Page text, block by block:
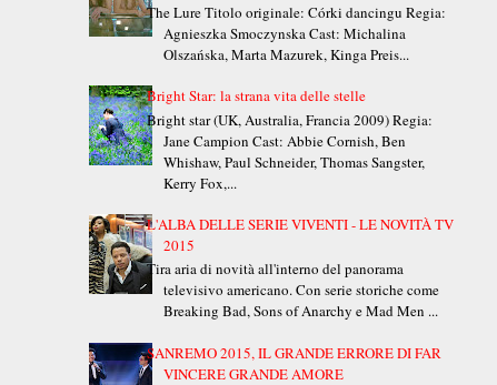
The Lure Titolo originale: Córki dancingu Regia:
Agnieszka Smoczynska Cast: Michalina
Olszańska, Marta Mazurek, Kinga Preis...
Bright Star: la strana vita delle stelle
Bright star (UK, Australia, Francia 2009) Regia:
Jane Campion Cast: Abbie Cornish, Ben
Whishaw, Paul Schneider, Thomas Sangster,
Kerry Fox,...
L'ALBA DELLE SERIE VIVENTI - LE NOVITÀ TV
2015
Tira aria di novità all'interno del panorama
televisivo americano. Con serie storiche come
Breaking Bad, Sons of Anarchy e Mad Men ...
SANREMO 2015, IL GRANDE ERRORE DI FAR
VINCERE GRANDE AMORE